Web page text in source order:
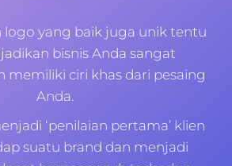
logo yang baik juga unik tentu
bisnis Anda sangat
memiliki ciri khas dari pesaing
Anda.
‘penilaian pertama’ klien
suatu brand dan menjadi